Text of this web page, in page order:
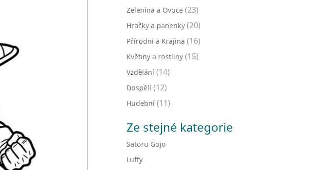
Zelenina a Ovoce (23)
Hračky a panenky (20)
Přírodní a Krajina (16)
Květiny a rostliny (15)
Vzdělání (14)
Dospělí (12)
Hudební (11)
Ze stejné kategorie
Satoru Gojo
Luffy